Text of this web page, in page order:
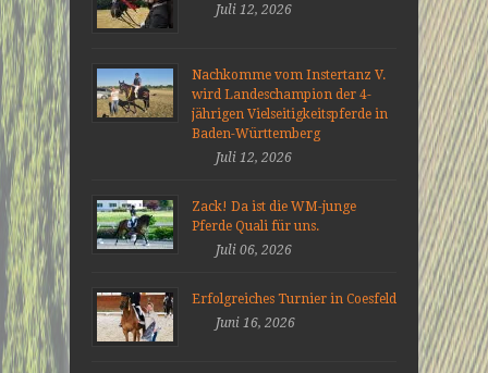
Juli 12, 2026
Nachkomme vom Instertanz V.
wird Landeschampion der 4-
jährigen Vielseitigkeitspferde in
Baden-Württemberg
Juli 12, 2026
Zack! Da ist die WM-junge
Pferde Quali für uns.
Juli 06, 2026
Erfolgreiches Turnier in Coesfeld
Juni 16, 2026